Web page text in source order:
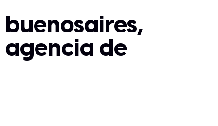
buenosaires,
agencia de